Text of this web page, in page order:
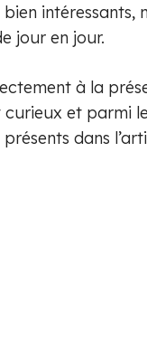
intéressants,
jour en jour.
à la
et parmi
dans